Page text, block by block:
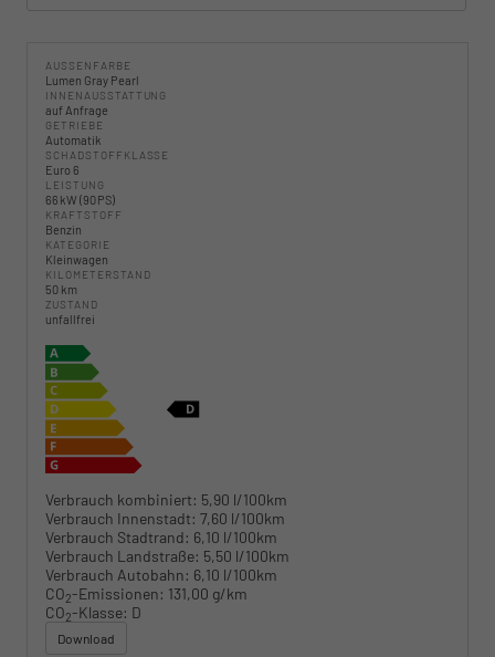
AUSSENFARBE
Lumen Gray Pearl
INNENAUSSTATTUNG
auf Anfrage
GETRIEBE
Automatik
SCHADSTOFFKLASSE
Euro 6
LEISTUNG
66 kW (90 PS)
KRAFTSTOFF
Benzin
KATEGORIE
Kleinwagen
KILOMETERSTAND
50 km
ZUSTAND
unfallfrei
Verbrauch kombiniert: 5,90 l/100km
Verbrauch Innenstadt: 7,60 l/100km
Verbrauch Stadtrand: 6,10 l/100km
Verbrauch Landstraße: 5,50 l/100km
Verbrauch Autobahn: 6,10 l/100km
CO2-Emissionen: 131,00 g/km
CO2-Klasse: D
Download